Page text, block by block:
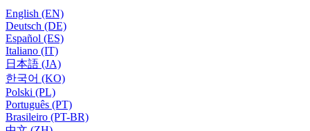
English (EN)
Deutsch (DE)
Español (ES)
Italiano (IT)
日本語 (JA)
한국어 (KO)
Polski (PL)
Português (PT)
Brasileiro (PT-BR)